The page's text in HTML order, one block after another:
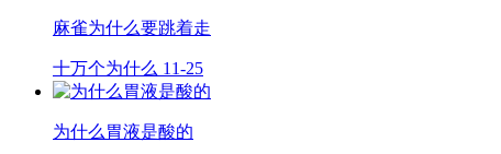
麻雀为什么要跳着走
十万个为什么 11-25
为什么胃液是酸的